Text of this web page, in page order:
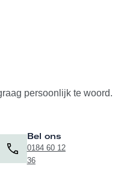
persoonlijk te woord.
Bel ons
0184 60 12
36